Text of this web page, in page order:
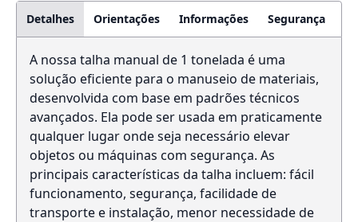
Detalhes Orientações Informações Segurança
A nossa talha manual de 1 tonelada é uma
solução eficiente para o manuseio de materiais,
desenvolvida com base em padrões técnicos
avançados. Ela pode ser usada em praticamente
qualquer lugar onde seja necessário elevar
objetos ou máquinas com segurança. As
principais características da talha incluem: fácil
funcionamento, segurança, facilidade de
transporte e instalação, menor necessidade de